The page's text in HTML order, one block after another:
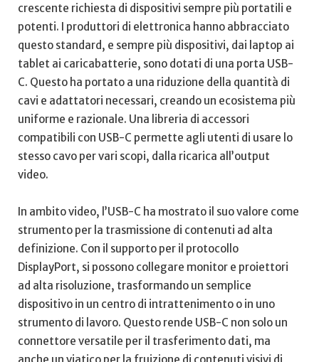
crescente richiesta di dispositivi sempre più portatili e
potenti. I produttori di elettronica⁣ hanno abbracciato
questo standard, e sempre più‌ dispositivi, dai laptop ai⁤
tablet ai caricabatterie, sono dotati di una porta USB-
C. Questo ha portato a una riduzione ‍della quantità⁤ di
cavi e adattatori necessari, creando un ecosistema più
uniforme e razionale. Una libreria di accessori
compatibili​ con USB-C permette agli utenti di usare lo
stesso cavo per vari scopi, dalla ricarica all’output
video.
In ambito video, l’USB-C ha ⁤mostrato il suo valore⁣ come
‍strumento per la trasmissione di contenuti ad alta
definizione. Con il supporto per il protocollo
DisplayPort, si possono collegare‍ monitor e proiettori
ad alta risoluzione, trasformando un semplice
dispositivo in un ⁤centro di intrattenimento o⁢ in ​uno
strumento di lavoro. Questo rende USB-C non solo un
connettore versatile per il trasferimento dati, ma